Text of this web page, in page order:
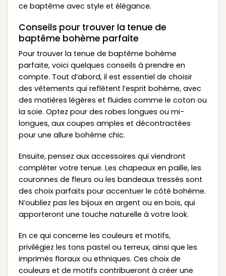
ce baptême avec style et élégance.
Conseils pour trouver la tenue de
baptême bohème parfaite
Pour trouver la tenue de baptême bohème
parfaite, voici quelques conseils à prendre en
compte. Tout d’abord, il est essentiel de choisir
des vêtements qui reflètent l’esprit bohème, avec
des matières légères et fluides comme le coton ou
la soie. Optez pour des robes longues ou mi-
longues, aux coupes amples et décontractées
pour une allure bohème chic.
Ensuite, pensez aux accessoires qui viendront
compléter votre tenue. Les chapeaux en paille, les
couronnes de fleurs ou les bandeaux tressés sont
des choix parfaits pour accentuer le côté bohème.
N’oubliez pas les bijoux en argent ou en bois, qui
apporteront une touche naturelle à votre look.
En ce qui concerne les couleurs et motifs,
privilégiez les tons pastel ou terreux, ainsi que les
imprimés floraux ou ethniques. Ces choix de
couleurs et de motifs contribueront à créer une